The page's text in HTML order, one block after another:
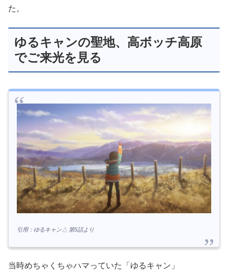
た。
ゆるキャンの聖地、高ボッチ高原
でご来光を見る
引用：ゆるキャン△ 第5話より
当時めちゃくちゃハマっていた「ゆるキャン」